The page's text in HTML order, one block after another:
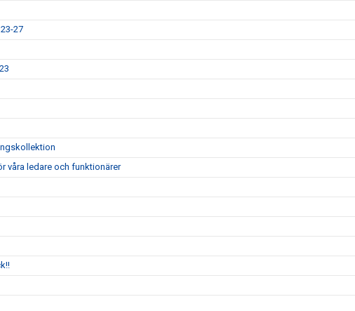
27
våra ledare och funktionärer